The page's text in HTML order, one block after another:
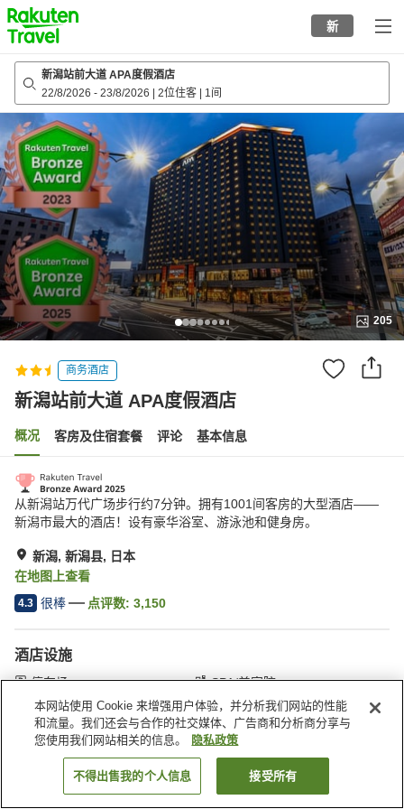
to
top
page
新
新潟站前大道 APA度假酒店
22/8/2026 - 23/8/2026 2位住客 1间
205
商务酒店
新潟站前大道 APA度假酒店
概况 客房及住宿套餐 评论 基本信息
从新潟站万代广场步行约7分钟。拥有1001间客房的大型酒店——
新潟市最大的酒店！设有豪华浴室、游泳池和健身房。
新潟, 新潟县, 日本
在地图上查看
4.3 很棒 点评数: 3,150
酒店设施
停车场
SPA/美容院
健身房
游泳池
首页 日本 新潟县 新潟 新潟站前大道 APA度假酒店
搜索客房
本网站使用 Cookie 来增强用户体验，并分析我们网站的性能
和流量。我们还会与合作的社交媒体、广告商和分析商分享与
您使用我们网站相关的信息。
隐私政策
不得出售我的个人信息 接受所有